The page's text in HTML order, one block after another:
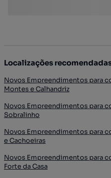
Localizações
Novos Empreendimentos para
Montes e Calhandriz
Novos Empreendimentos para
Sobralinho
Novos Empreendimentos para
e Cachoeiras
Novos Empreendimentos para
Forte da Casa